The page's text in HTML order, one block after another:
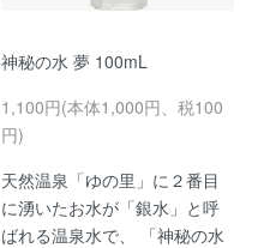
神秘の水 夢 100mL
1,100円(本体1,000円、税100
円)
天然温泉「ゆの里」に２番目
に湧いたお水が「銀水」と呼
ばれる温泉水で、 「神秘の水